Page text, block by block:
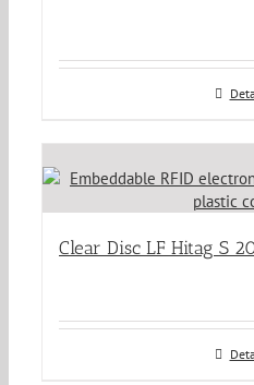
Clear Disc LF Hitag S